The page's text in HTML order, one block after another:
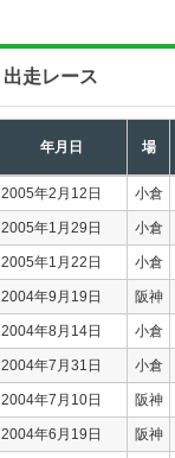
出走レース
年月日 場
2005年2月12日 小倉
2005年1月29日 小倉
2005年1月22日 小倉
2004年9月19日 阪神
2004年8月14日 小倉
2004年7月31日 小倉
2004年7月10日 阪神
2004年6月19日 阪神